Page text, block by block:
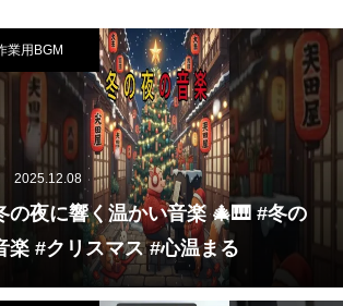
業用BGM
2025.12.08
の夜に響く温かい音楽 🎄🎹 #冬の
楽 #クリスマス #心温まる